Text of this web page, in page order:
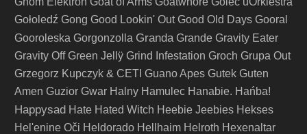
Gołoledź Gong Good Lookin' Out Good Old Days Gooral
Gooroleska Gorgonzolla Granda Grande Gravity Eater
Gravity Off Green Jellÿ Grind Infestation Groch Grupa Out
Grzegorz Kupczyk & CETI Guano Apes Gutek Guten
Amen Guzior Gwar Halny Hamulec Hanabie. Hańba!
Happysad Hate Hated Witch Heebie Jeebies Hekses
Hel'enine Oči Heldorado Hellhaim Helroth Hexenaltar